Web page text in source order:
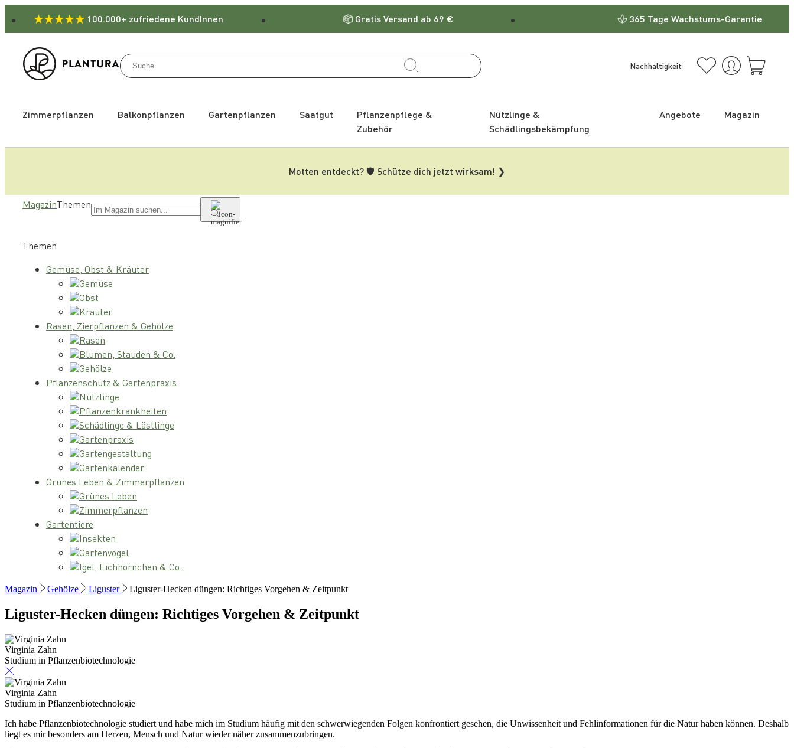
100.000+ zufriedene KundInnen Gratis Versand ab 69 € 365 Tage Wachstums-Garantie
Nachhaltigkeit
Zimmerpflanzen Balkonpflanzen Gartenpflanzen Saatgut
Pflanzenpflege &
Zubehör
Nützlinge &
Schädlingsbekämpfung
Angebote Magazin
Motten entdeckt? 🛡️ Schütze dich jetzt wirksam! ❯
MagazinThemen
Themen
Gemüse, Obst & Kräuter
Gemüse
Obst
Kräuter
Rasen, Zierpflanzen & Gehölze
Rasen
Blumen, Stauden & Co.
Gehölze
Pflanzenschutz & Gartenpraxis
Nützlinge
Pflanzenkrankheiten
Schädlinge & Lästlinge
Gartenpraxis
Gartengestaltung
Gartenkalender
Grünes Leben & Zimmerpflanzen
Grünes Leben
Zimmerpflanzen
Gartentiere
Insekten
Gartenvögel
Igel, Eichhörnchen & Co.
Magazin Gehölze Liguster Liguster-Hecken düngen: Richtiges Vorgehen & Zeitpunkt
Liguster-Hecken düngen: Richtiges Vorgehen & Zeitpunkt
Virginia Zahn
Studium in Pflanzenbiotechnologie
Virginia Zahn
Studium in Pflanzenbiotechnologie
Ich habe Pflanzenbiotechnologie studiert und habe mich im Studium häufig mit den schwerwiegenden Folgen konfrontiert gesehen, die Unwissenheit und Fehlinformationen für die Natur haben können. Deshalb
liegt es mir besonders am Herzen, Mensch und Natur wieder näher zusammenzubringen.